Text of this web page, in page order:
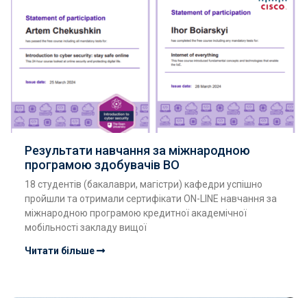
Результати навчання за міжнародною
програмою здобувачів ВО
18 студентів (бакалаври, магістри) кафедри успішно
пройшли та отримали сертифікати ON-LINE навчання за
міжнародною програмою кредитної академічної
мобільності закладу вищої
Читати більше